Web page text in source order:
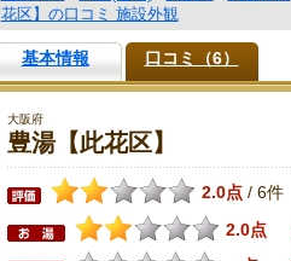
花区】の口コミ 施設外観
基本情報 口コミ（6）
大阪府
豊湯【此花区】
2.0点 / 6件
2.0点